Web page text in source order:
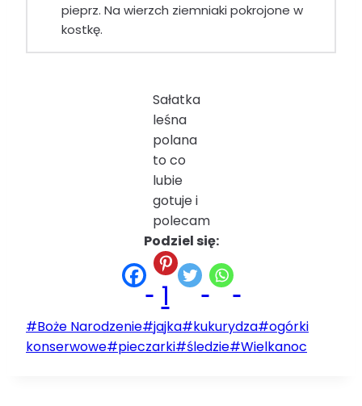
pieprz. Na wierzch ziemniaki pokrojone w
kostkę.
Sałatka
leśna
polana
to co
lubie
gotuje i
polecam
Podziel się:
1
Tagi
wpisu:
#Boże Narodzenie#jajka#kukurydza#ogórki
konserwowe#pieczarki#śledzie#Wielkanoc